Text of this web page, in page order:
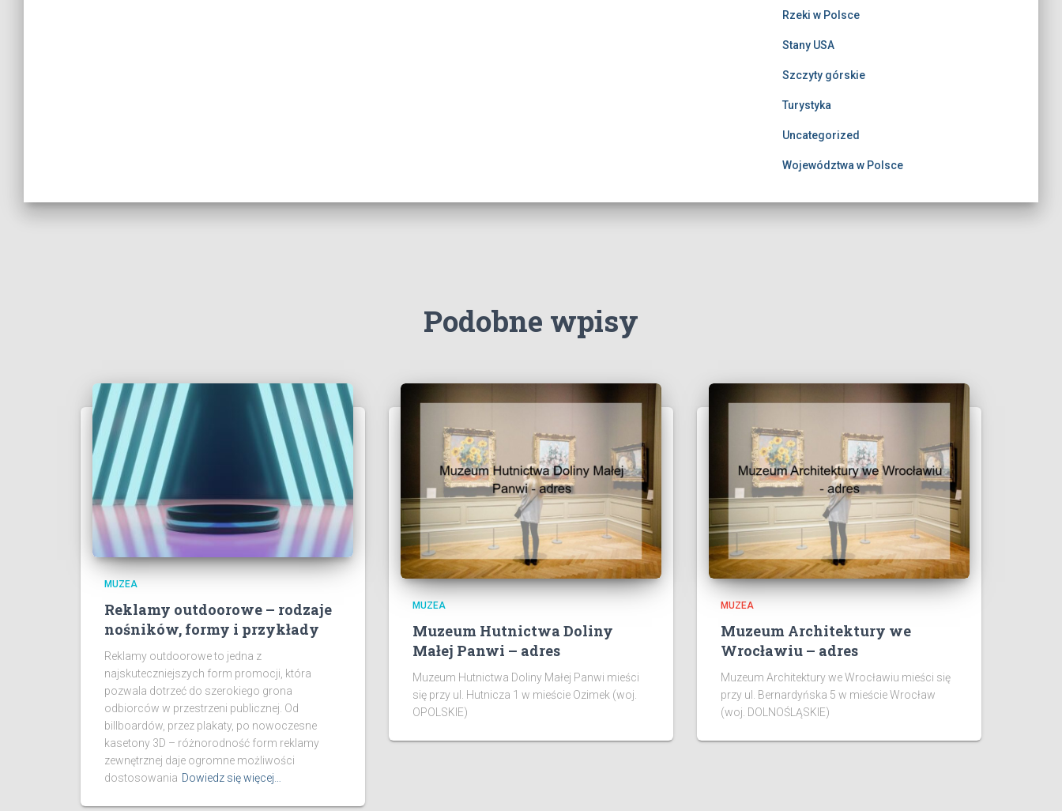
Rzeki w Polsce
Stany USA
Szczyty górskie
Turystyka
Uncategorized
Województwa w Polsce
Podobne wpisy
MUZEA
Reklamy outdoorowe – rodzaje
nośników, formy i przykłady
Reklamy outdoorowe to jedna z
najskuteczniejszych form promocji, która
pozwala dotrzeć do szerokiego grona
odbiorców w przestrzeni publicznej. Od
billboardów, przez plakaty, po nowoczesne
kasetony 3D – różnorodność form reklamy
zewnętrznej daje ogromne możliwości
dostosowania Dowiedz się więcej…
MUZEA
Muzeum Hutnictwa Doliny
Małej Panwi – adres
Muzeum Hutnictwa Doliny Małej Panwi mieści
się przy ul. Hutnicza 1 w mieście Ozimek (woj.
OPOLSKIE)
MUZEA
Muzeum Architektury we
Wrocławiu – adres
Muzeum Architektury we Wrocławiu mieści się
przy ul. Bernardyńska 5 w mieście Wrocław
(woj. DOLNOŚLĄSKIE)